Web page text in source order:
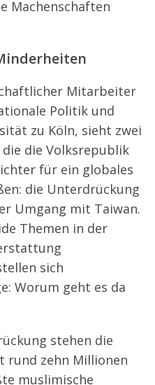
Machenschaften
Mitarbeiter
Politik und
zu Köln, sieht zwei
die Volksrepublik
für ein globales
die Unterdrückung
Umgang mit Taiwan.
Themen in der
sich
Worum geht es da
stehen die
rund zehn Millionen
muslimische